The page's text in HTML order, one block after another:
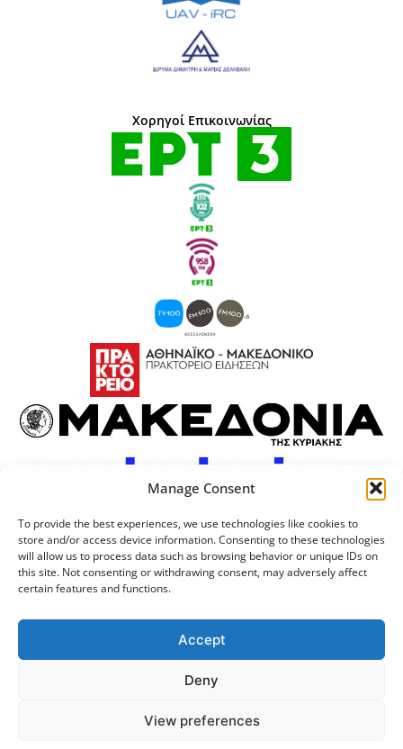
Manage Consent
To provide the best experiences, we use technologies like cookies to
store and/or access device information. Consenting to these technologies
will allow us to process data such as browsing behavior or unique IDs on
this site. Not consenting or withdrawing consent, may adversely affect
certain features and functions.
Accept
Deny
View preferences
Χορηγοί Επικοινωνίας
Προσωπικά Δεδομένα
Λογότυπος
Πανεπιστήμιο Θεσσαλονίκης
Διακυβέρνησης ΑΠΘ